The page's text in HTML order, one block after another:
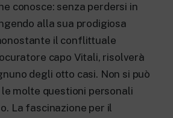
conosce: senza perdersi in
alla sua prodigiosa
il conflittuale
capo Vitali, risolverà
degli otto casi. Non si può
molte questioni personali
La fascinazione per il